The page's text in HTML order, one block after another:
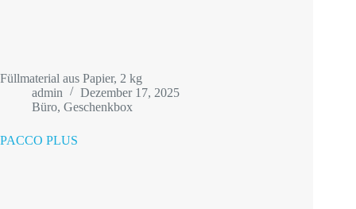
Füllmaterial aus Papier, 2 kg
admin
Dezember 17, 2025
Büro, Geschenkbox
PACCO PLUS